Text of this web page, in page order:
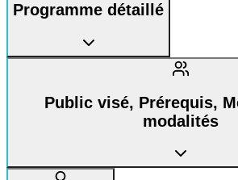
Programme détaillé
Public visé, Prérequis,
modalités